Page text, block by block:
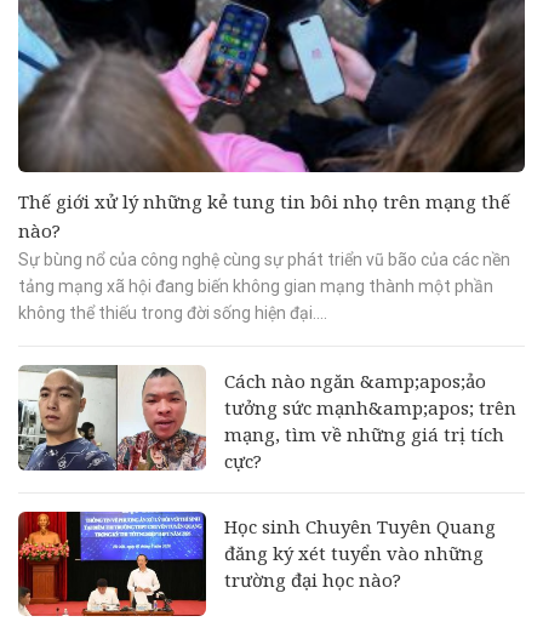
Thế giới xử lý những kẻ tung tin bôi nhọ trên mạng thế
nào?
​Sự bùng nổ của công nghệ cùng sự phát triển vũ bão của các nền
tảng mạng xã hội đang biến không gian mạng thành một phần
không thể thiếu trong đời sống hiện đại....
Cách nào ngăn &amp;apos;ảo
tưởng sức mạnh&amp;apos; trên
mạng, tìm về những giá trị tích
cực?
Học sinh Chuyên Tuyên Quang
đăng ký xét tuyển vào những
trường đại học nào?